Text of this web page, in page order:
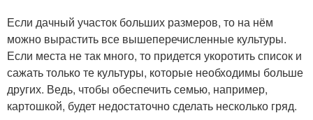
Если дачный участок больших размеров, то на нём
можно вырастить все вышеперечисленные культуры.
Если места не так много, то придется укоротить список и
сажать только те культуры, которые необходимы больше
других. Ведь, чтобы обеспечить семью, например,
картошкой, будет недостаточно сделать несколько гряд.